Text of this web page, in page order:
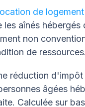
de
les aînés hébergés
non
de ressources.
réduction
âgées
Calculée sur